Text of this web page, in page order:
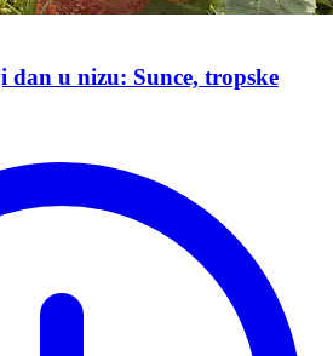
u nizu: Sunce, tropske